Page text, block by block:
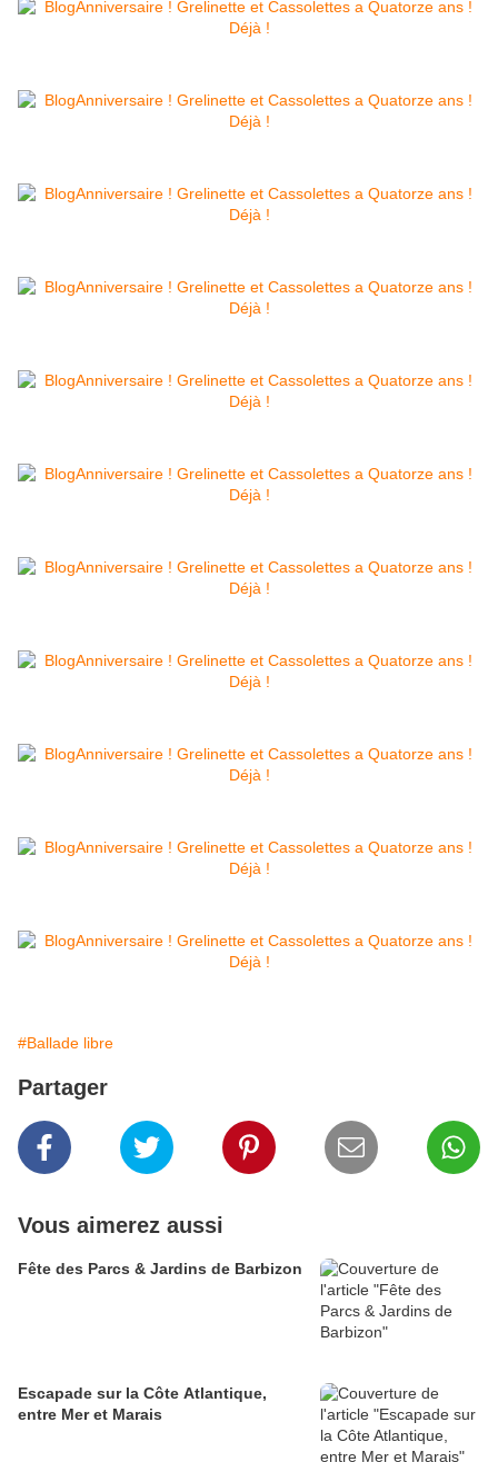
#Ballade libre
Partager
Vous aimerez aussi
Fête des Parcs & Jardins de Barbizon
Escapade sur la Côte Atlantique,
entre Mer et Marais